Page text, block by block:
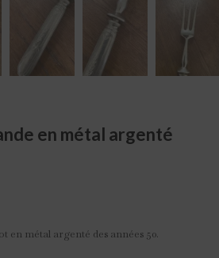
en métal argenté
en métal argenté des années 50.